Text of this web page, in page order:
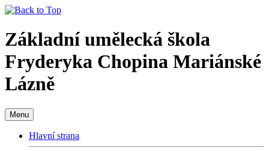
Základní umělecká škola
Fryderyka Chopina Mariánské
Lázně
Menu
Hlavní strana